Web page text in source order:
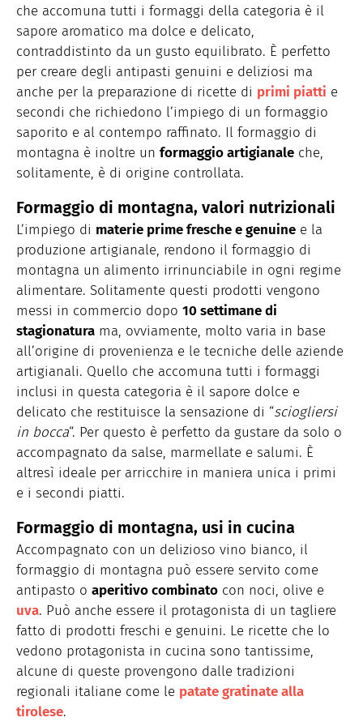
che accomuna tutti i formaggi della categoria è il
sapore aromatico ma dolce e delicato,
contraddistinto da un gusto equilibrato. È perfetto
per creare degli antipasti genuini e deliziosi ma
anche per la preparazione di ricette di primi piatti e
secondi che richiedono l’impiego di un formaggio
saporito e al contempo raffinato. Il formaggio di
montagna è inoltre un formaggio artigianale che,
solitamente, è di origine controllata.
Formaggio di montagna, valori nutrizionali
L’impiego di materie prime fresche e genuine e la
produzione artigianale, rendono il formaggio di
montagna un alimento irrinunciabile in ogni regime
alimentare. Solitamente questi prodotti vengono
messi in commercio dopo 10 settimane di
stagionatura ma, ovviamente, molto varia in base
all’origine di provenienza e le tecniche delle aziende
artigianali. Quello che accomuna tutti i formaggi
inclusi in questa categoria è il sapore dolce e
delicato che restituisce la sensazione di “sciogliersi
in bocca“. Per questo è perfetto da gustare da solo o
accompagnato da salse, marmellate e salumi. È
altresì ideale per arricchire in maniera unica i primi
e i secondi piatti.
Formaggio di montagna, usi in cucina
Accompagnato con un delizioso vino bianco, il
formaggio di montagna può essere servito come
antipasto o aperitivo combinato con noci, olive e
uva. Può anche essere il protagonista di un tagliere
fatto di prodotti freschi e genuini. Le ricette che lo
vedono protagonista in cucina sono tantissime,
alcune di queste provengono dalle tradizioni
regionali italiane come le patate gratinate alla
tirolese.